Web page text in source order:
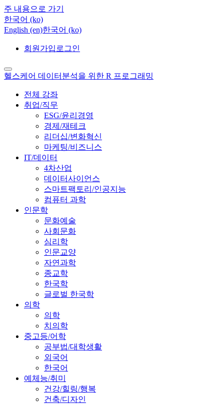
주 내용으로 가기
한국어 ‎(ko)‎
English ‎(en)‎한국어 ‎(ko)‎
회원가입 로그인
헬스케어 데이터분석을 위한 R 프로그래밍
전체 강좌
취업/직무
ESG/윤리경영
경제/재테크
리더십/변화혁신
마케팅/비즈니스
IT/데이터
4차산업
데이터사이언스
스마트팩토리/인공지능
컴퓨터 과학
인문학
문화예술
사회문화
심리학
인문교양
자연과학
종교학
한국학
글로벌 한국학
의학
의학
치의학
중고등/어학
공부법/대학생활
외국어
한국어
예체능/취미
건강/힐링/행복
건축/디자인